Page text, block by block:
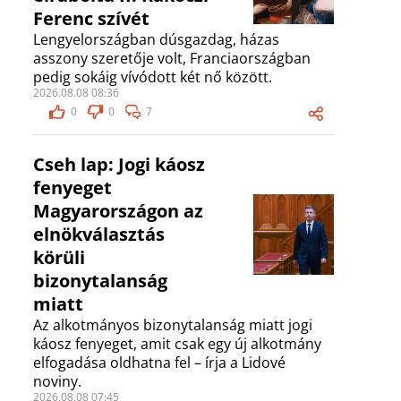
Ferenc szívét
Lengyelországban dúsgazdag, házas
asszony szeretője volt, Franciaországban
pedig sokáig vívódott két nő között.
2026.08.08 08:36
0
0 7
Cseh lap: Jogi káosz
fenyeget
Magyarországon az
elnökválasztás
körüli
bizonytalanság
miatt
Az alkotmányos bizonytalanság miatt jogi
káosz fenyeget, amit csak egy új alkotmány
elfogadása oldhatna fel – írja a Lidové
noviny.
2026.08.08 07:45